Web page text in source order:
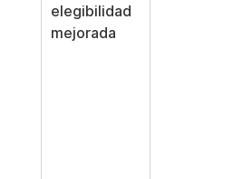
elegibilidad
mejorada